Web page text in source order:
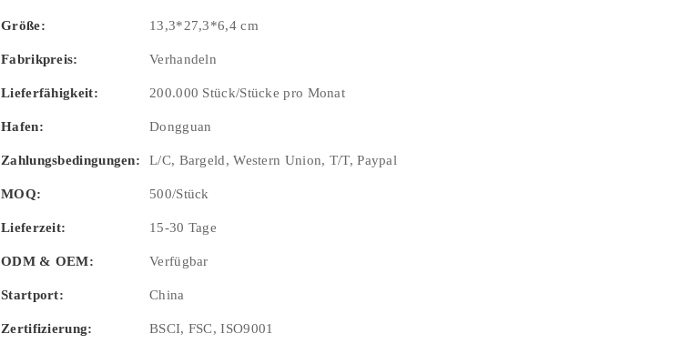
Größe: 13,3*27,3*6,4 cm
Fabrikpreis: Verhandeln
Lieferfähigkeit: 200.000 Stück/Stücke pro Monat
Hafen: Dongguan
Zahlungsbedingungen: L/C, Bargeld, Western Union, T/T, Paypal
MOQ: 500/Stück
Lieferzeit: 15-30 Tage
ODM & OEM: Verfügbar
Startport: China
Zertifizierung: BSCI, FSC, ISO9001